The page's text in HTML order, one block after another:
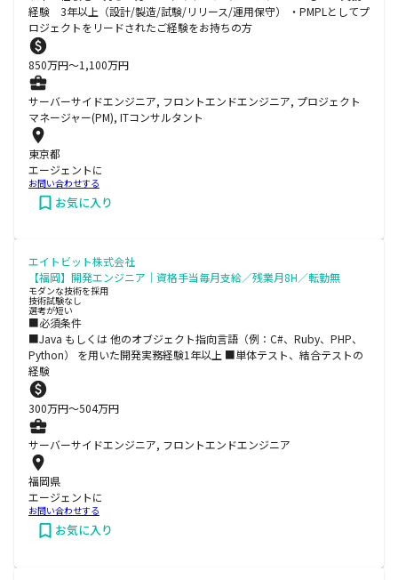
経験 3年以上（設計/製造/試験/リリース/運用保守） ・PMPLとしてプ
ロジェクトをリードされたご経験をお持ちの方
850万円〜1,100万円
サーバーサイドエンジニア, フロントエンドエンジニア, プロジェクト
マネージャー(PM), ITコンサルタント
東京都
エージェントに
お問い合わせする
お気に入り
エイトビット株式会社
【福岡】開発エンジニア｜資格手当毎月支給／残業月8H／転勤無
モダンな技術を採用
技術試験なし
選考が短い
■必須条件
■Java もしくは 他のオブジェクト指向言語（例：C#、Ruby、PHP、
Python） を用いた開発実務経験1年以上 ■単体テスト、結合テストの
経験
300万円〜504万円
サーバーサイドエンジニア, フロントエンドエンジニア
福岡県
エージェントに
お問い合わせする
お気に入り